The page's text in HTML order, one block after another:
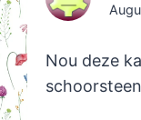
Nou deze